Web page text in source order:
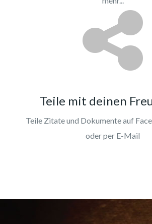
Teile mit deinen
Teile Zitate und Dokumente auf
oder per E-Mail